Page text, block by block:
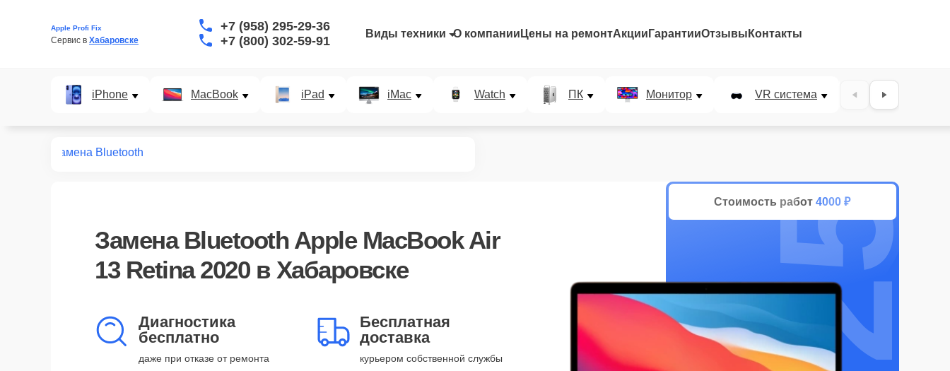
Apple Profi Fix
Сервис в Хабаровске
+7 (958) 295-29-36
+7 (800) 302-59-91
Виды техники О компании Цены на ремонтАкции ГарантииОтзывы Контакты
iPhone MacBook iPad iMac Watch ПК Монитор VR система Наушники
Замена Bluetooth
Замена Bluetooth Apple MacBook Air
13 Retina 2020 в Хабаровске
Диагностика
бесплатно
даже при отказе от ремонта
Бесплатная
доставка
курьером собственной службы
Стоимость работ 4000 ₽
25%